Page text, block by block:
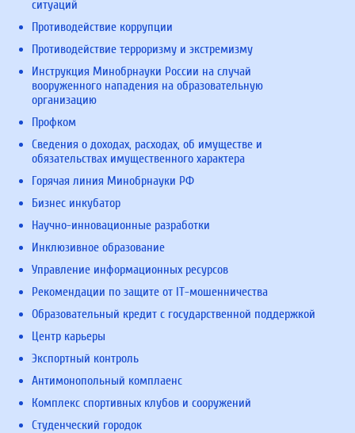
ситуаций
Противодействие коррупции
Противодействие терроризму и экстремизму
Инструкция Минобрнауки России на случай
вооруженного нападения на образовательную
организацию
Профком
Сведения о доходах, расходах, об имуществе и
обязательствах имущественного характера
Горячая линия Минобрнауки РФ
Бизнес инкубатор
Научно-инновационные разработки
Инклюзивное образование
Управление информационных ресурсов
Рекомендации по защите от IT-мошенничества
Образовательный кредит с государственной поддержкой
Центр карьеры
Экспортный контроль
Антимонопольный комплаенс
Комплекс спортивных клубов и сооружений
Студенческий городок